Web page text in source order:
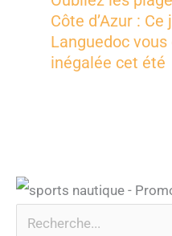
Côte d’Azur :
Languedoc
inégalée cet été